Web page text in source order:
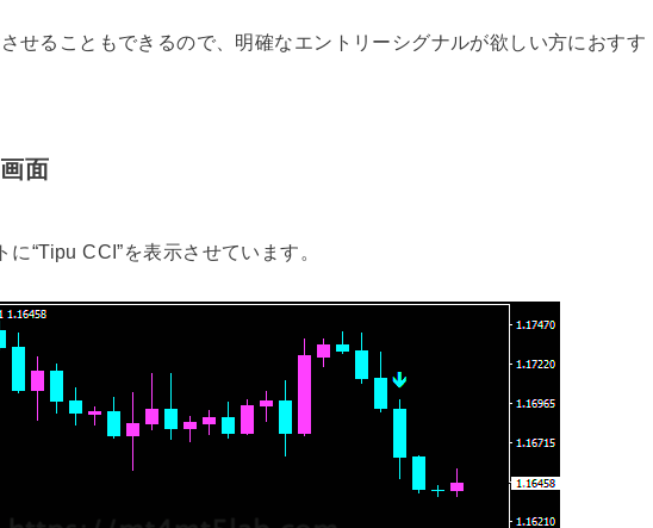
せることもできるので、明確なエントリーシグナルが欲しい方におすす
面
“Tipu CCI”を表示させています。